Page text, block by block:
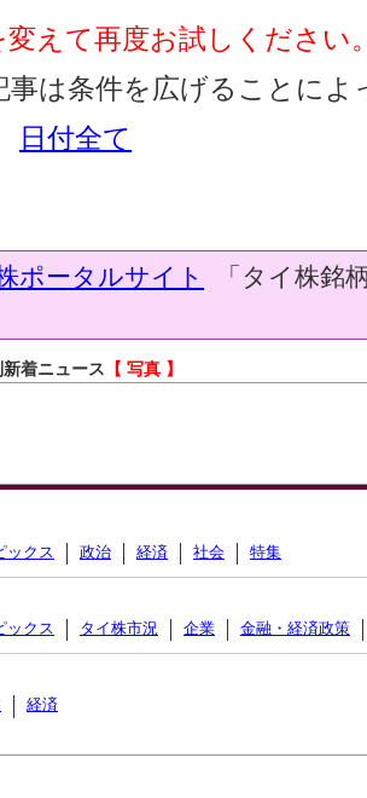
変えて再度お試しください
事は条件を広げることに
日付全て
ポータルサイト
「タイ株銘
着ニュース 【 写真 】
ックス 政治 経済 社会 特集
ックス タイ株市況 企業 金融・経済政策
経済